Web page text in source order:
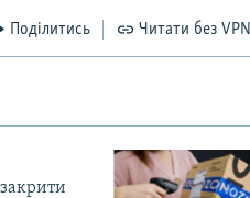
Поділитись Читати без VPN
закрити